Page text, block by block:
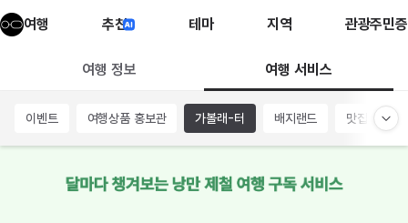
여행
여행 정보 여행 서비스
이벤트 여행상품 홍보관 가볼래-터 배지랜드 맛집차트
추천 테마 지역 관광주민증